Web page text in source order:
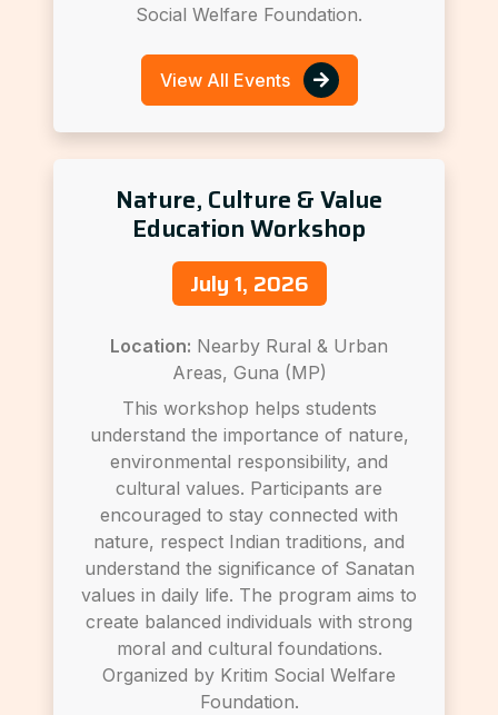
Social Welfare Foundation.
View All Events
Nature, Culture & Value
Education Workshop
July 1, 2026
Location: Nearby Rural & Urban
Areas, Guna (MP)
This workshop helps students
understand the importance of nature,
environmental responsibility, and
cultural values. Participants are
encouraged to stay connected with
nature, respect Indian traditions, and
understand the significance of Sanatan
values in daily life. The program aims to
create balanced individuals with strong
moral and cultural foundations.
Organized by Kritim Social Welfare
Foundation.